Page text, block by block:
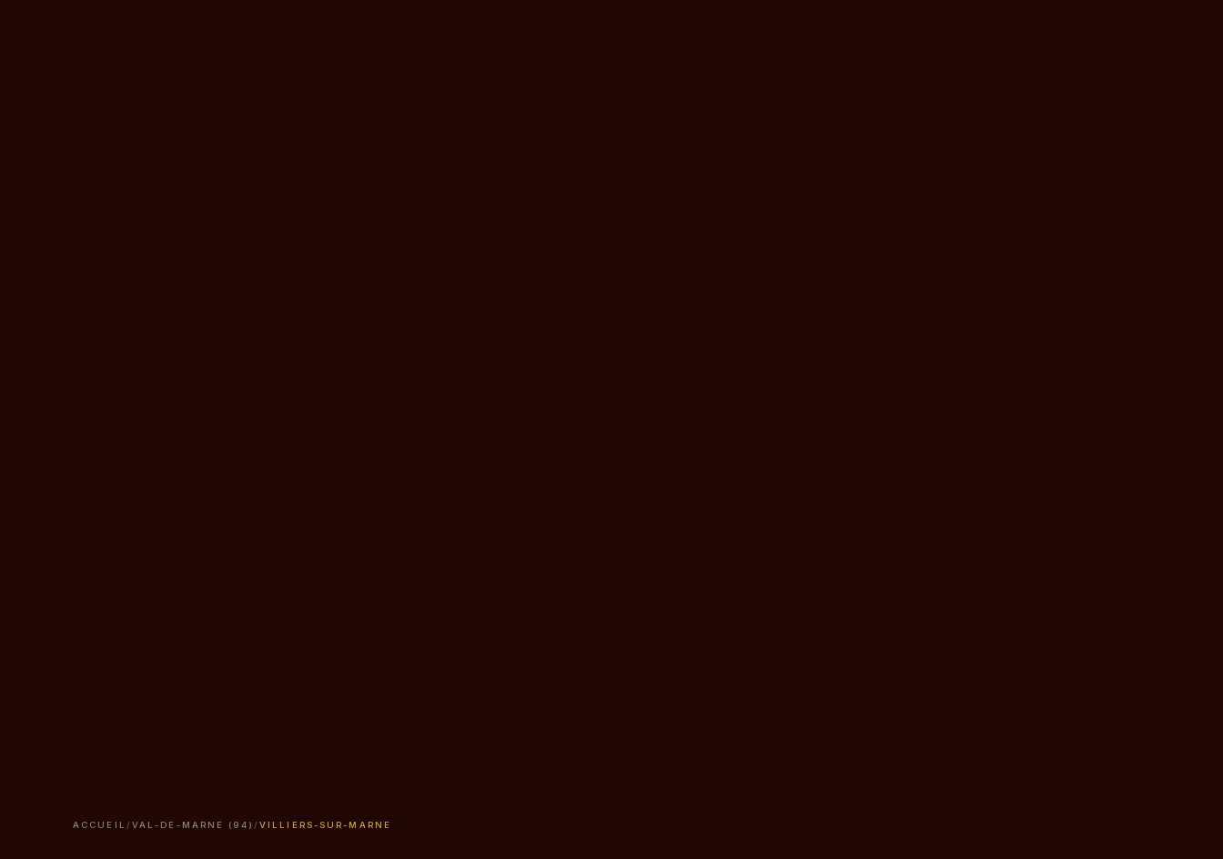
ACCUEIL / VAL-DE-MARNE (94) / VILLIERS-SUR-MARNE